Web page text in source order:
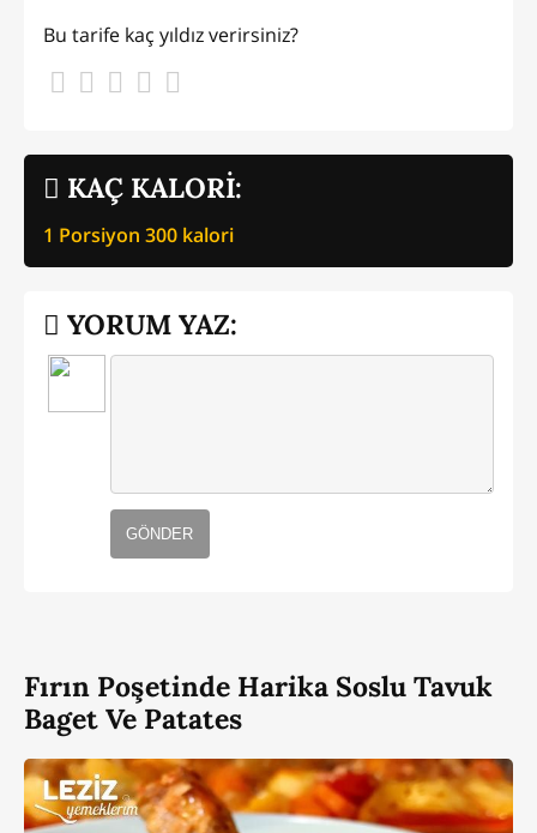
KAÇ KALORİ:
1 Porsiyon 300 kalori
Bu tarife kaç yıldız verirsiniz?
YORUM YAZ:
GÖNDER
Fırın Poşetinde Harika Soslu Tavuk
Baget Ve Patates